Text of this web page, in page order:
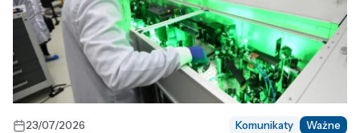
23/07/2026 Komunikaty Ważne